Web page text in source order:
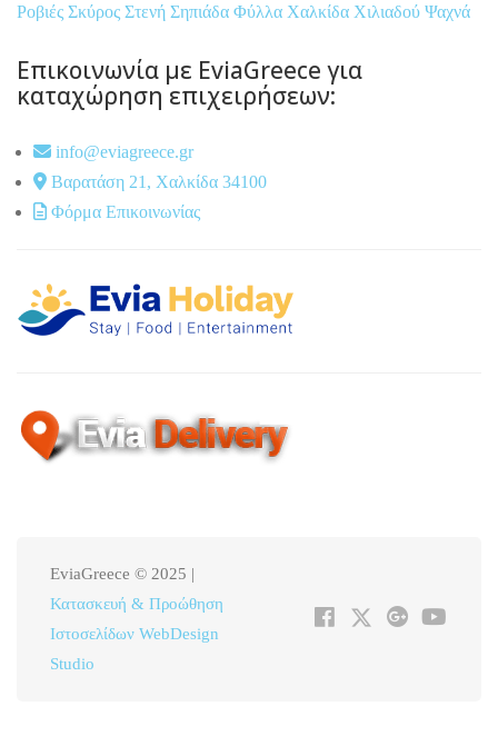
Ροβιές Σκύρος Στενή Σηπιάδα Φύλλα Χαλκίδα Χιλιαδού Ψαχνά
Επικοινωνία με EviaGreece για
καταχώρηση επιχειρήσεων:
info@eviagreece.gr
Βαρατάση 21, Χαλκίδα 34100
Φόρμα Επικοινωνίας
EviaGreece © 2025 |
Κατασκευή & Προώθηση
Ιστοσελίδων WebDesign
Studio